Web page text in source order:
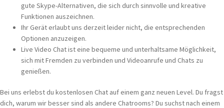
gute Skype-Alternativen, die sich durch sinnvolle und kreative
Funktionen auszeichnen.
Ihr Gerät erlaubt uns derzeit leider nicht, die entsprechenden
Optionen anzuzeigen.
Live Video Chat ist eine bequeme und unterhaltsame Möglichkeit,
sich mit Fremden zu verbinden und Videoanrufe und Chats zu
genießen.
Bei uns erlebst du kostenlosen Chat auf einem ganz neuen Level. Du fragst
dich, warum wir besser sind als andere Chatrooms? Du suchst nach einem